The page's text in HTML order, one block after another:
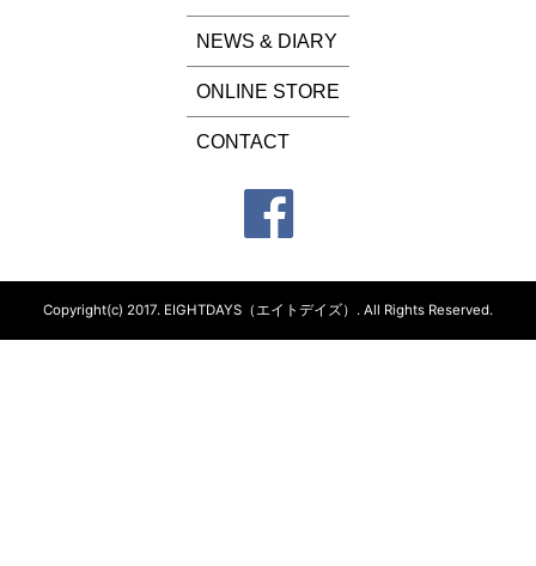
NEWS & DIARY
ONLINE STORE
CONTACT
Copyright(c) 2017. EIGHTDAYS（エイトデイズ）. All Rights Reserved.